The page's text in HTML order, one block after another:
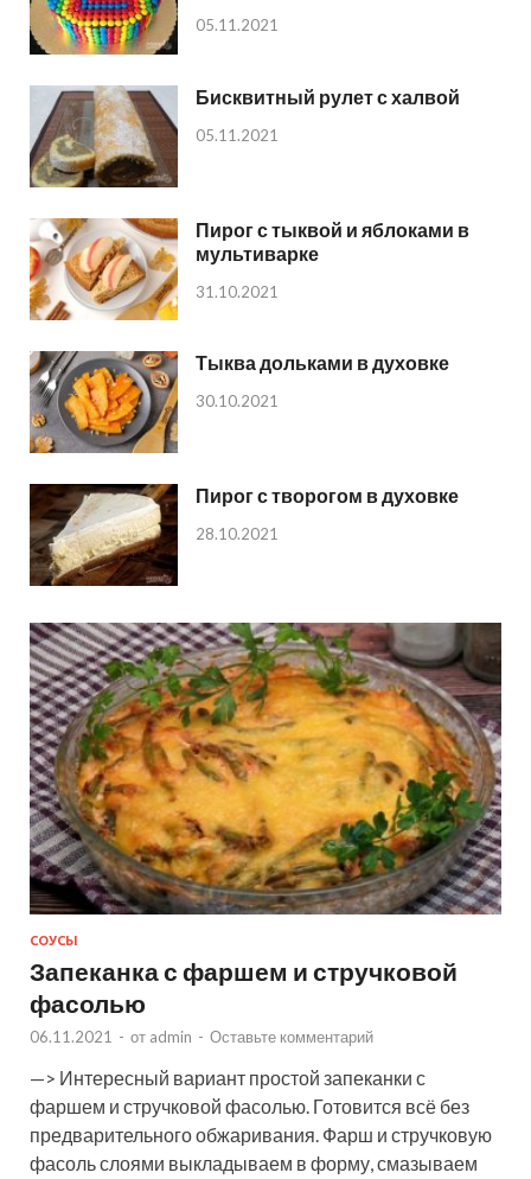
05.11.2021
Бисквитный рулет с халвой
05.11.2021
Пирог с тыквой и яблоками в
мультиварке
31.10.2021
Тыква дольками в духовке
30.10.2021
Пирог с творогом в духовке
28.10.2021
СОУСЫ
Запеканка с фаршем и стручковой
фасолью
06.11.2021 - от admin - Оставьте комментарий
—> Интересный вариант простой запеканки с
фаршем и стручковой фасолью. Готовится всё без
предварительного обжаривания. Фарш и стручковую
фасоль слоями выкладываем в форму, смазываем